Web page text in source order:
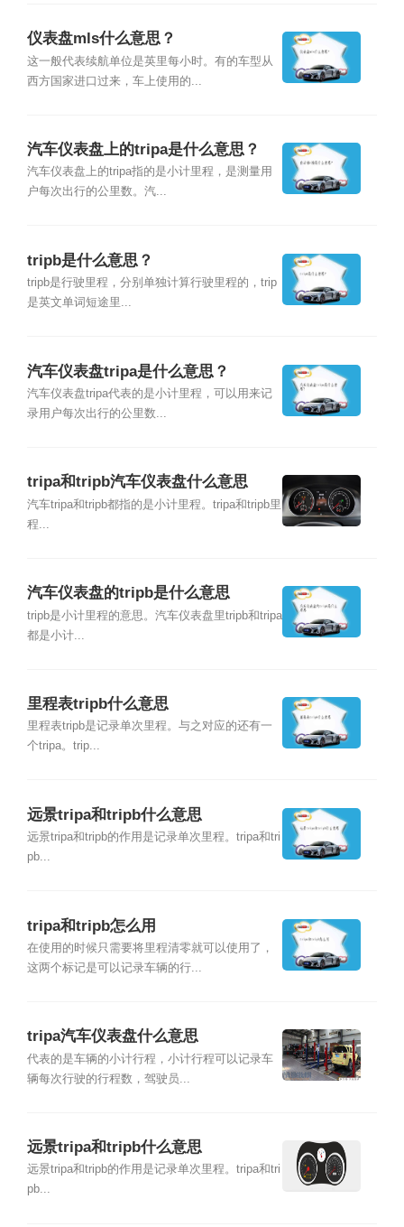
仪表盘mls什么意思？
这一般代表续航单位是英里每小时。有的车型从
西方国家进口过来，车上使用的...
汽车仪表盘上的tripa是什么意思？
汽车仪表盘上的tripa指的是小计里程，是测量用
户每次出行的公里数。汽...
tripb是什么意思？
tripb是行驶里程，分别单独计算行驶里程的，trip
是英文单词短途里...
汽车仪表盘tripa是什么意思？
汽车仪表盘tripa代表的是小计里程，可以用来记
录用户每次出行的公里数...
tripa和tripb汽车仪表盘什么意思
汽车tripa和tripb都指的是小计里程。tripa和tripb里
程...
汽车仪表盘的tripb是什么意思
tripb是小计里程的意思。汽车仪表盘里tripb和tripa
都是小计...
里程表tripb什么意思
里程表tripb是记录单次里程。与之对应的还有一
个tripa。trip...
远景tripa和tripb什么意思
远景tripa和tripb的作用是记录单次里程。tripa和tri
pb...
tripa和tripb怎么用
在使用的时候只需要将里程清零就可以使用了，
这两个标记是可以记录车辆的行...
tripa汽车仪表盘什么意思
代表的是车辆的小计行程，小计行程可以记录车
辆每次行驶的行程数，驾驶员...
远景tripa和tripb什么意思
远景tripa和tripb的作用是记录单次里程。tripa和tri
pb...